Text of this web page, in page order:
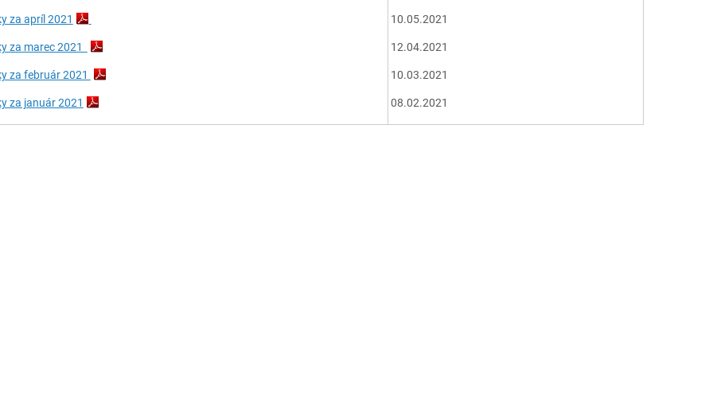
za apríl 2021
za marec 2021
za február 2021
za január 2021
10.05.2021
12.04.2021
10.03.2021
08.02.2021